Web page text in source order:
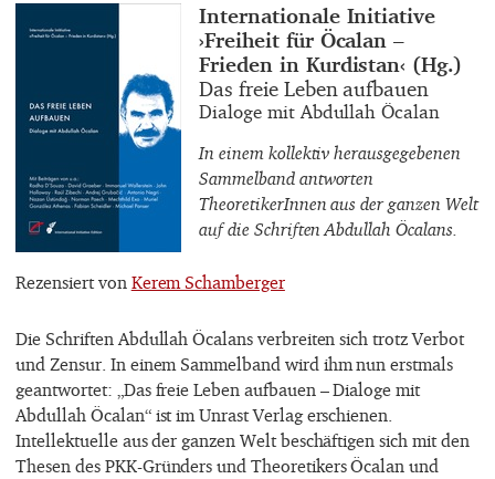
Buchautor_innen
Internationale Initiative
›Freiheit für Öcalan –
Frieden in Kurdistan‹ (Hg.)
Buchtitel
Das freie Leben aufbauen
Buchuntertitel
Dialoge mit Abdullah Öcalan
In einem kollektiv herausgegebenen
Sammelband antworten
TheoretikerInnen aus der ganzen Welt
auf die Schriften Abdullah Öcalans.
Rezensiert von Kerem Schamberger
Die Schriften Abdullah Öcalans verbreiten sich trotz Verbot
und Zensur. In einem Sammelband wird ihm nun erstmals
geantwortet: „Das freie Leben aufbauen – Dialoge mit
Abdullah Öcalan“ ist im Unrast Verlag erschienen.
Intellektuelle aus der ganzen Welt beschäftigen sich mit den
Thesen des PKK-Gründers und Theoretikers Öcalan und